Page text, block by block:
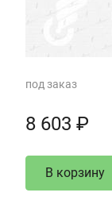
под заказ
8 603 ₽
В корзину